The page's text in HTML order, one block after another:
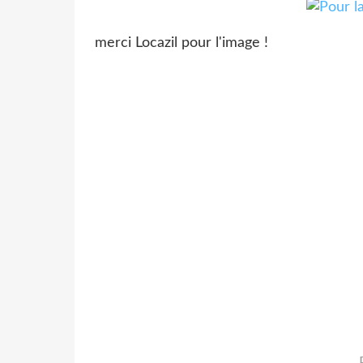
merci Locazil pour l'image !